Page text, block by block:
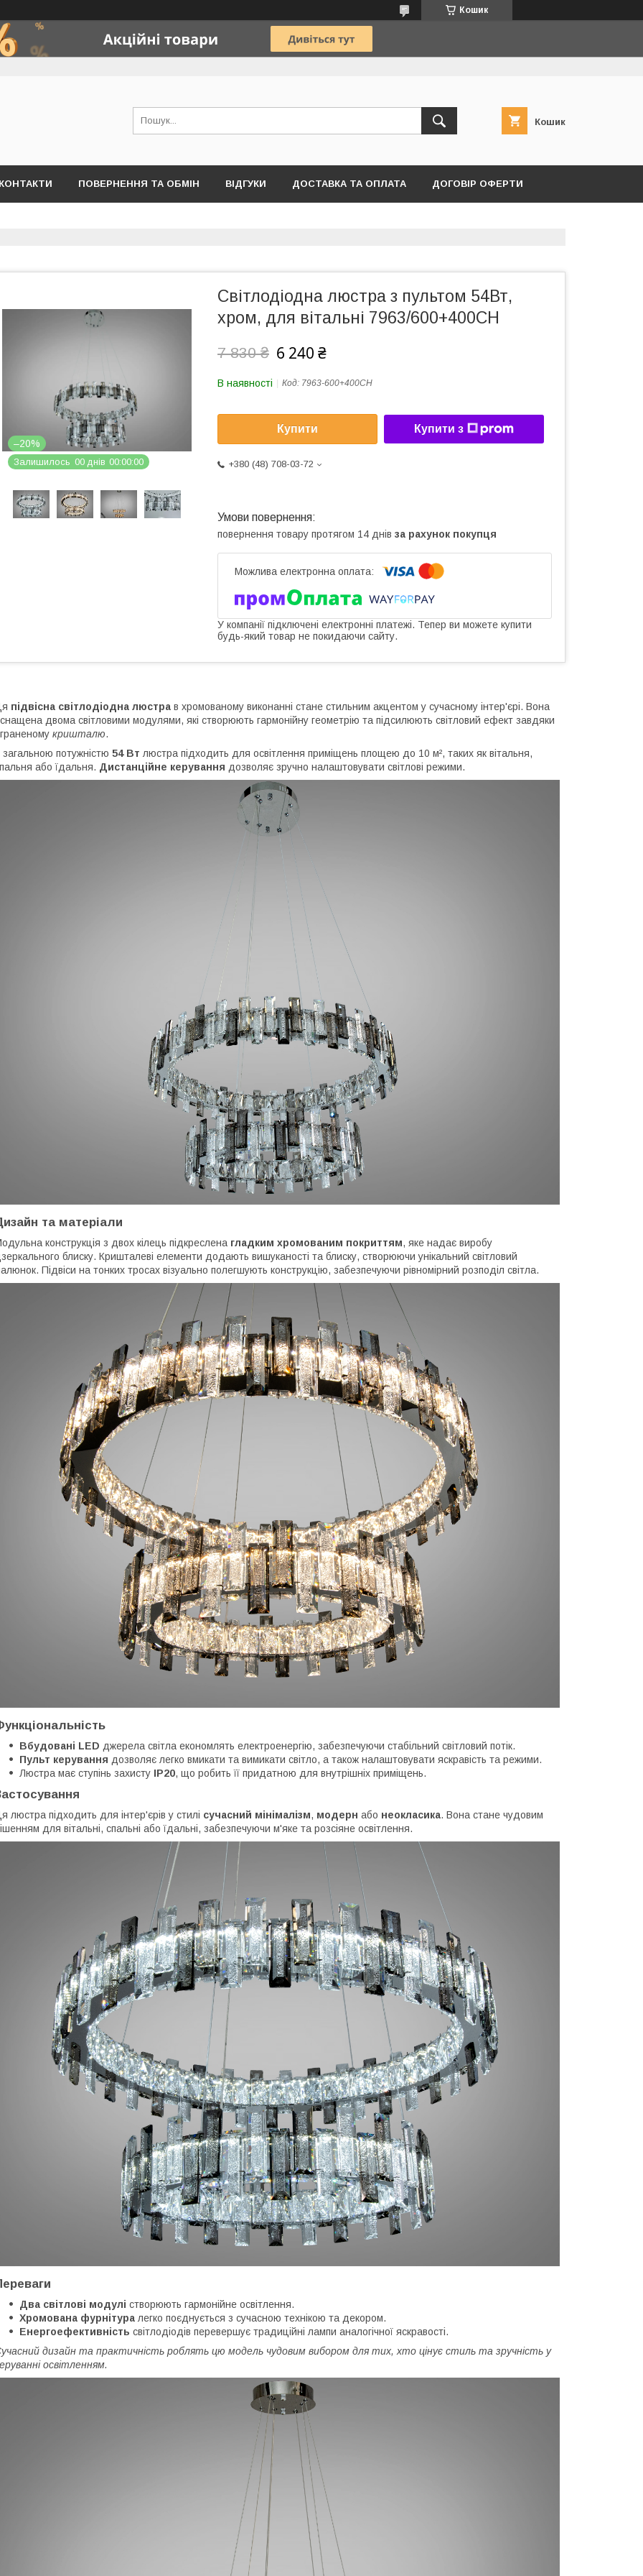
Кошик
Кошик
ПОВЕРНЕННЯ ТА ОБМІН ВІДГУКИ ДОСТАВКА ТА ОПЛАТА ДОГОВІР ОФЕРТИ
–20%
Залишилось 00 днів 00 00 00
Світлодіодна люстра з пультом 54Вт,
хром, для вітальні 7963/600+400CH
7 830 ₴ 6 240 ₴
В наявності Код: 7963-600+400CH
Купити Купити з
+380 (48) 708-03-72
повернення товару протягом 14 днів за рахунок покупця
У компанії підключені електронні платежі. Тепер ви можете купити
будь-який товар не покидаючи сайту.
підвісна світлодіодна люстра в хромованому виконанні стане стильним акцентом у сучасному інтер'єрі. Вона
двома світловими модулями, які створюють гармонійну геометрію та підсилюють світловий ефект завдяки
кришталю.
загальною потужністю 54 Вт люстра підходить для освітлення приміщень площею до 10 м², таких як вітальня,
або їдальня. Дистанційне керування дозволяє зручно налаштовувати світлові режими.
та матеріали
конструкція з двох кілець підкреслена гладким хромованим покриттям, яке надає виробу
блиску. Кришталеві елементи додають вишуканості та блиску, створюючи унікальний світловий
Підвіси на тонких тросах візуально полегшують конструкцію, забезпечуючи рівномірний розподіл світла.
Вбудовані LED джерела світла економлять електроенергію, забезпечуючи стабільний світловий потік.
Пульт керування дозволяє легко вмикати та вимикати світло, а також налаштовувати яскравість та режими.
Люстра має ступінь захисту IP20, що робить її придатною для внутрішніх приміщень.
люстра підходить для інтер'єрів у стилі сучасний мінімалізм, модерн або неокласика. Вона стане чудовим
для вітальні, спальні або їдальні, забезпечуючи м'яке та розсіяне освітлення.
Два світлові модулі створюють гармонійне освітлення.
Хромована фурнітура легко поєднується з сучасною технікою та декором.
Енергоефективність світлодіодів перевершує традиційні лампи аналогічної яскравості.
дизайн та практичність роблять цю модель чудовим вибором для тих, хто цінує стиль та зручність у
освітленням.